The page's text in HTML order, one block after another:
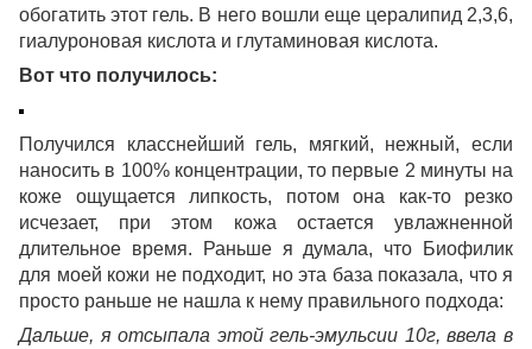
обогатить этот гель. В него вошли еще цералипид 2,3,6,
гиалуроновая кислота и глутаминовая кислота.
Вот что получилось:
Получился класснейший гель, мягкий, нежный, если
наносить в 100% концентрации, то первые 2 минуты на
коже ощущается липкость, потом она как-то резко
исчезает, при этом кожа остается увлажненной
длительное время. Раньше я думала, что Биофилик
для моей кожи не подходит, но эта база показала, что я
просто раньше не нашла к нему правильного подхода:
Дальше, я отсыпала этой гель-эмульсии 10г, ввела в